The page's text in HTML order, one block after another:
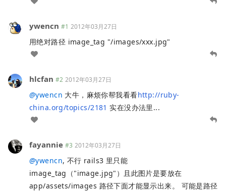
ywencn #1 2012年03月27日
用绝对路径 image_tag "/images/xxx.jpg"
hlcfan #2 2012年03月27日
@ywencn 大牛，麻烦你帮我看看http://ruby-
china.org/topics/2181 实在没办法里...
fayannie #3 2012年03月27日
@ywencn, 不行 rails3 里只能
image_tag（"image.jpg"）且此图片是要放在
app/assets/images 路径下面才能显示出来。 可能是路径